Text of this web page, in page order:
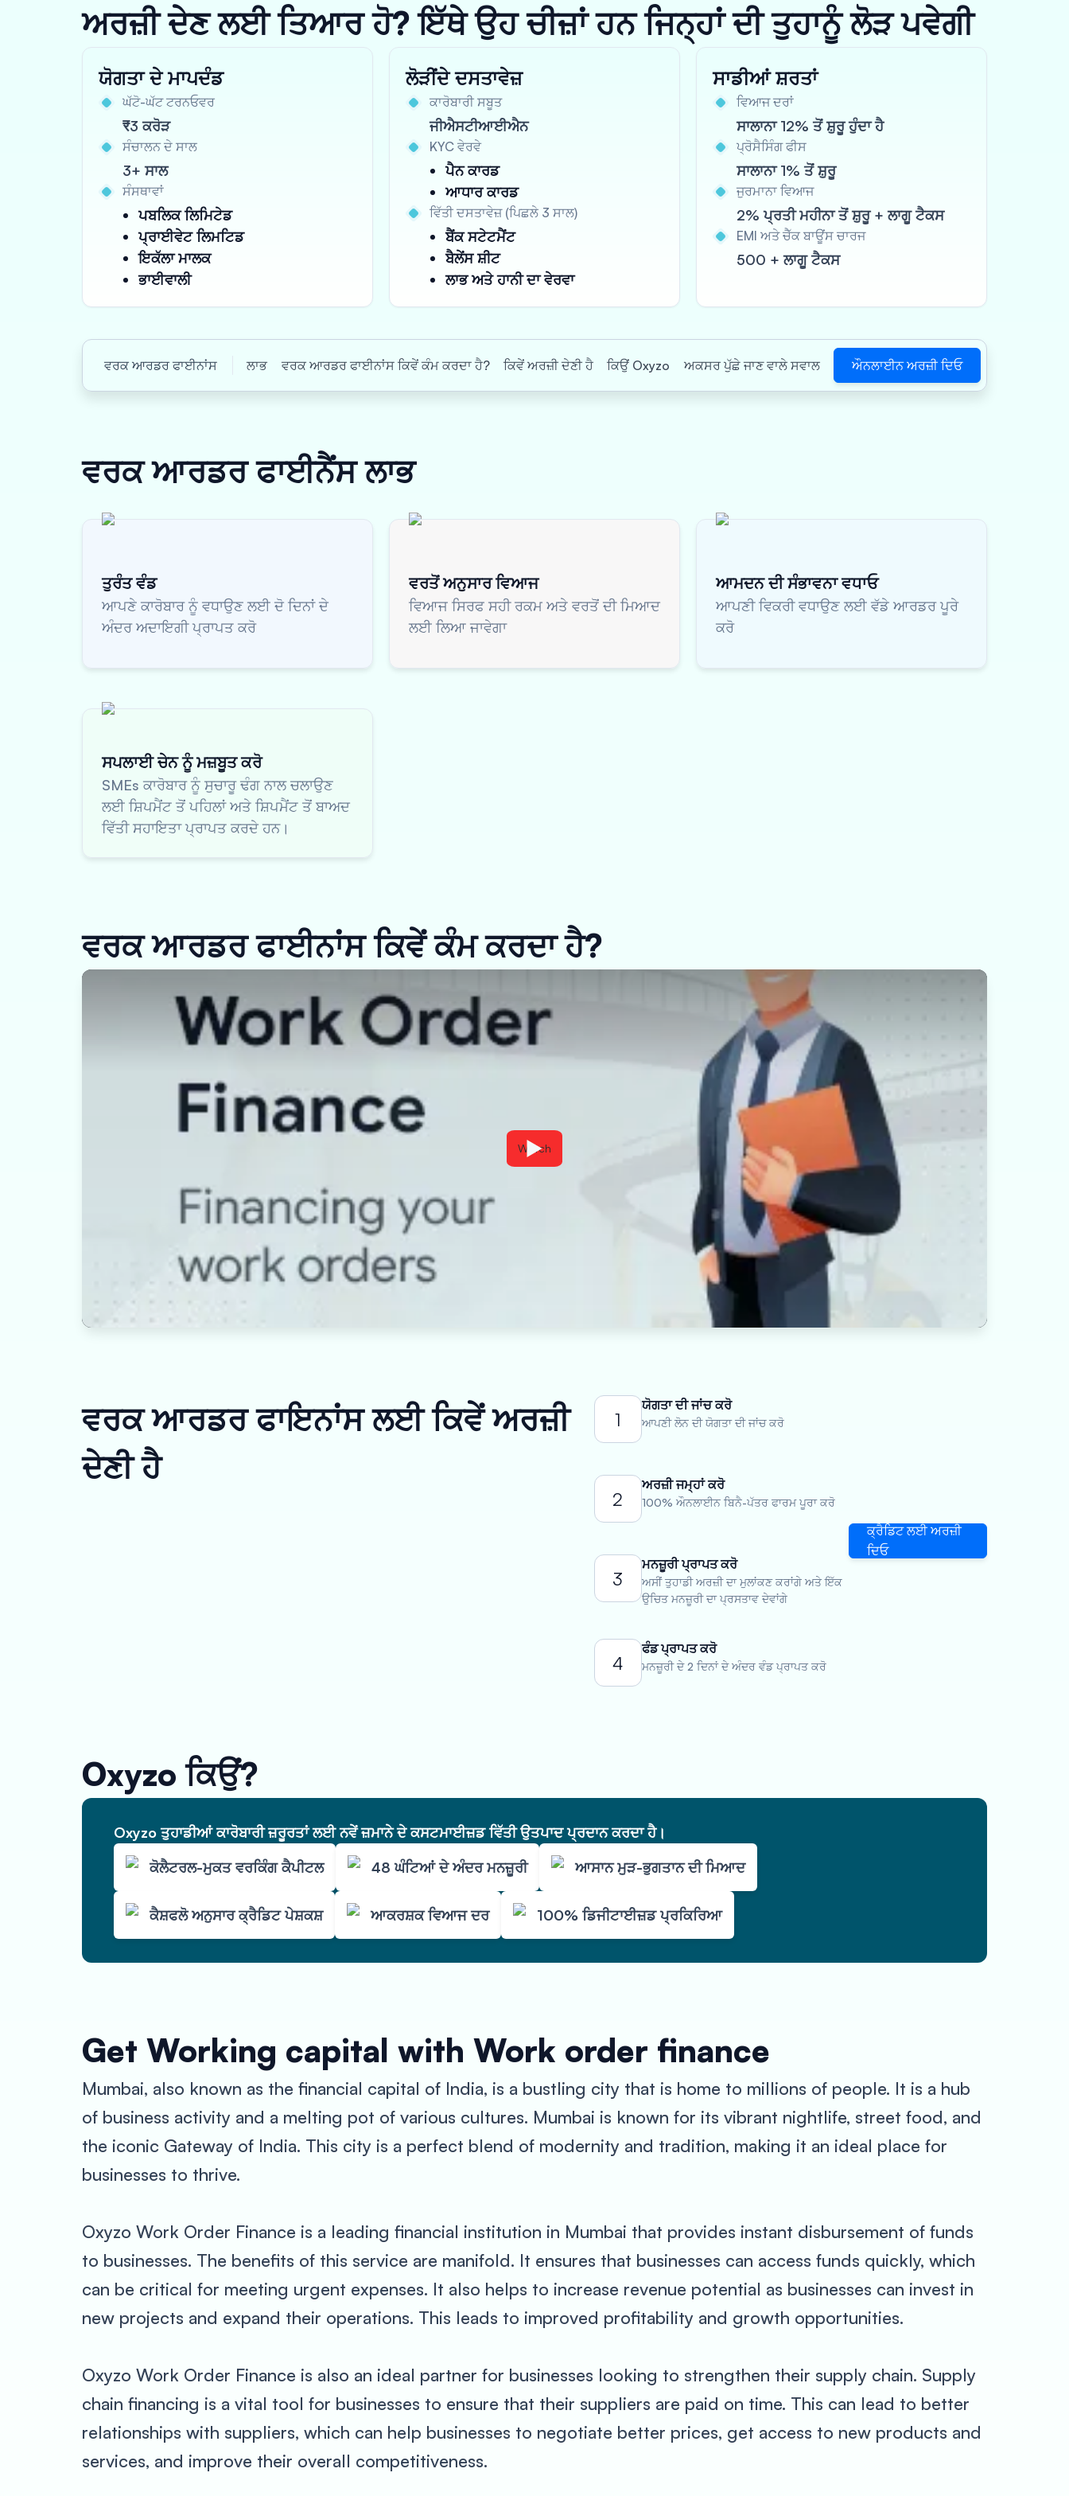
ਅਰਜ਼ੀ ਦੇਣ ਲਈ ਤਿਆਰ ਹੋ? ਇੱਥੇ ਉਹ ਚੀਜ਼ਾਂ ਹਨ ਜਿਨ੍ਹਾਂ ਦੀ ਤੁਹਾਨੂੰ ਲੋੜ ਪਵੇਗੀ
ਯੋਗਤਾ ਦੇ ਮਾਪਦੰਡ
ਘੱਟੋ-ਘੱਟ ਟਰਨਓਵਰ
₹3 ਕਰੋੜ
ਸੰਚਾਲਨ ਦੇ ਸਾਲ
3+ ਸਾਲ
ਸੰਸਥਾਵਾਂ
ਪਬਲਿਕ ਲਿਮਿਟੇਡ
ਪ੍ਰਾਈਵੇਟ ਲਿਮਟਿਡ
ਇਕੱਲਾ ਮਾਲਕ
ਭਾਈਵਾਲੀ
ਲੋੜੀਂਦੇ ਦਸਤਾਵੇਜ਼
ਕਾਰੋਬਾਰੀ ਸਬੂਤ
ਜੀਐਸਟੀਆਈਐਨ
KYC ਵੇਰਵੇ
ਪੈਨ ਕਾਰਡ
ਆਧਾਰ ਕਾਰਡ
ਵਿੱਤੀ ਦਸਤਾਵੇਜ਼ (ਪਿਛਲੇ 3 ਸਾਲ)
ਬੈਂਕ ਸਟੇਟਮੈਂਟ
ਬੈਲੇਂਸ ਸ਼ੀਟ
ਲਾਭ ਅਤੇ ਹਾਨੀ ਦਾ ਵੇਰਵਾ
ਸਾਡੀਆਂ ਸ਼ਰਤਾਂ
ਵਿਆਜ ਦਰਾਂ
ਸਾਲਾਨਾ 12% ਤੋਂ ਸ਼ੁਰੂ ਹੁੰਦਾ ਹੈ
ਪ੍ਰੋਸੈਸਿੰਗ ਫੀਸ
ਸਾਲਾਨਾ 1% ਤੋਂ ਸ਼ੁਰੂ
ਜੁਰਮਾਨਾ ਵਿਆਜ
2% ਪ੍ਰਤੀ ਮਹੀਨਾ ਤੋਂ ਸ਼ੁਰੂ + ਲਾਗੂ ਟੈਕਸ
EMI ਅਤੇ ਚੈੱਕ ਬਾਊਂਸ ਚਾਰਜ
500 + ਲਾਗੂ ਟੈਕਸ
ਵਰਕ ਆਰਡਰ ਫਾਈਨਾਂਸ ਲਾਭ ਵਰਕ ਆਰਡਰ ਫਾਈਨਾਂਸ ਕਿਵੇਂ ਕੰਮ ਕਰਦਾ ਹੈ? ਕਿਵੇਂ ਅਰਜ਼ੀ ਦੇਣੀ ਹੈ ਕਿਉਂ Oxyzo ਅਕਸਰ ਪੁੱਛੇ ਜਾਣ ਵਾਲੇ ਸਵਾਲ ਔਨਲਾਈਨ ਅਰਜ਼ੀ ਦਿਓ
ਵਰਕ ਆਰਡਰ ਫਾਈਨੈਂਸਲਾਭ
ਤੁਰੰਤ ਵੰਡ
ਆਪਣੇ ਕਾਰੋਬਾਰ ਨੂੰ ਵਧਾਉਣ ਲਈ ਦੋ ਦਿਨਾਂ ਦੇ
ਅੰਦਰ ਅਦਾਇਗੀ ਪ੍ਰਾਪਤ ਕਰੋ
ਵਰਤੋਂ ਅਨੁਸਾਰ ਵਿਆਜ
ਵਿਆਜ ਸਿਰਫ ਸਹੀ ਰਕਮ ਅਤੇ ਵਰਤੋਂ ਦੀ ਮਿਆਦ
ਲਈ ਲਿਆ ਜਾਵੇਗਾ
ਆਮਦਨ ਦੀ ਸੰਭਾਵਨਾ ਵਧਾਓ
ਆਪਣੀ ਵਿਕਰੀ ਵਧਾਉਣ ਲਈ ਵੱਡੇ ਆਰਡਰ ਪੂਰੇ
ਕਰੋ
ਸਪਲਾਈ ਚੇਨ ਨੂੰ ਮਜ਼ਬੂਤ ਕਰੋ
SMEs ਕਾਰੋਬਾਰ ਨੂੰ ਸੁਚਾਰੂ ਢੰਗ ਨਾਲ ਚਲਾਉਣ
ਲਈ ਸ਼ਿਪਮੈਂਟ ਤੋਂ ਪਹਿਲਾਂ ਅਤੇ ਸ਼ਿਪਮੈਂਟ ਤੋਂ ਬਾਅਦ
ਵਿੱਤੀ ਸਹਾਇਤਾ ਪ੍ਰਾਪਤ ਕਰਦੇ ਹਨ।
ਵਰਕ ਆਰਡਰ ਫਾਈਨਾਂਸ ਕਿਵੇਂ ਕੰਮ ਕਰਦਾ ਹੈ?
Watch
ਵਰਕ ਆਰਡਰ ਫਾਇਨਾਂਸ ਲਈ ਕਿਵੇਂ ਅਰਜ਼ੀ
ਦੇਣੀ ਹੈ
1
ਯੋਗਤਾ ਦੀ ਜਾਂਚ ਕਰੋ
ਆਪਣੀ ਲੋਨ ਦੀ ਯੋਗਤਾ ਦੀ ਜਾਂਚ ਕਰੋ
2
ਅਰਜ਼ੀ ਜਮ੍ਹਾਂ ਕਰੋ
100% ਔਨਲਾਈਨ ਬਿਨੈ-ਪੱਤਰ ਫਾਰਮ ਪੂਰਾ ਕਰੋ
3
ਮਨਜ਼ੂਰੀ ਪ੍ਰਾਪਤ ਕਰੋ
ਅਸੀਂ ਤੁਹਾਡੀ ਅਰਜ਼ੀ ਦਾ ਮੁਲਾਂਕਣ ਕਰਾਂਗੇ ਅਤੇ ਇੱਕ
ਉਚਿਤ ਮਨਜ਼ੂਰੀ ਦਾ ਪ੍ਰਸਤਾਵ ਦੇਵਾਂਗੇ
4
ਫੰਡ ਪ੍ਰਾਪਤ ਕਰੋ
ਮਨਜ਼ੂਰੀ ਦੇ 2 ਦਿਨਾਂ ਦੇ ਅੰਦਰ ਵੰਡ ਪ੍ਰਾਪਤ ਕਰੋ
ਕ੍ਰੈਡਿਟ ਲਈ ਅਰਜ਼ੀ
ਦਿਓ
Oxyzo ਕਿਉਂ?
Oxyzo ਤੁਹਾਡੀਆਂ ਕਾਰੋਬਾਰੀ ਜ਼ਰੂਰਤਾਂ ਲਈ ਨਵੇਂ ਜ਼ਮਾਨੇ ਦੇ ਕਸਟਮਾਈਜ਼ਡ ਵਿੱਤੀ ਉਤਪਾਦ ਪ੍ਰਦਾਨ ਕਰਦਾ ਹੈ।
ਕੋਲੈਟਰਲ-ਮੁਕਤ ਵਰਕਿੰਗ ਕੈਪੀਟਲ
48 ਘੰਟਿਆਂ ਦੇ ਅੰਦਰ ਮਨਜ਼ੂਰੀ ਆਸਾਨ ਮੁੜ-ਭੁਗਤਾਨ ਦੀ ਮਿਆਦ
ਕੈਸ਼ਫਲੋ ਅਨੁਸਾਰ ਕ੍ਰੈਡਿਟ ਪੇਸ਼ਕਸ਼ ਆਕਰਸ਼ਕ ਵਿਆਜ ਦਰ 100% ਡਿਜੀਟਾਈਜ਼ਡ ਪ੍ਰਕਿਰਿਆ
Get Working capital with Work order finance
Mumbai, also known as the financial capital of India, is a bustling city that is home to millions of people. It is a hub
of business activity and a melting pot of various cultures. Mumbai is known for its vibrant nightlife, street food, and
the iconic Gateway of India. This city is a perfect blend of modernity and tradition, making it an ideal place for
businesses to thrive.
Oxyzo Work Order Finance is a leading financial institution in Mumbai that provides instant disbursement of funds
to businesses. The benefits of this service are manifold. It ensures that businesses can access funds quickly, which
can be critical for meeting urgent expenses. It also helps to increase revenue potential as businesses can invest in
new projects and expand their operations. This leads to improved profitability and growth opportunities.
Oxyzo Work Order Finance is also an ideal partner for businesses looking to strengthen their supply chain. Supply
chain financing is a vital tool for businesses to ensure that their suppliers are paid on time. This can lead to better
relationships with suppliers, which can help businesses to negotiate better prices, get access to new products and
services, and improve their overall competitiveness.